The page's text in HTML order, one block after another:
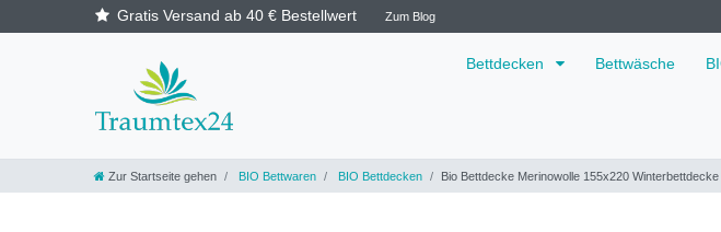
Zum Blog
Gratis Versand ab 40 € Bestellwert
Bettdecken Bettwäsche
Zur Startseite gehen BIO Bettwaren BIO Bettdecken Bio Bettdecke Merinowolle 155x220